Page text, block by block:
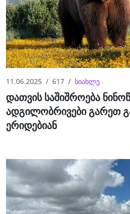
11.06.2025 617 სიახლე
დათვის საშიშროება
ადგილობრივები გარეთ
ერიდებიან